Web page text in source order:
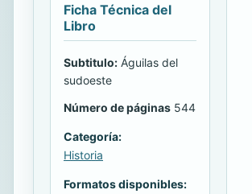
Ficha Técnica del
Libro
Subtitulo: Águilas del
sudoeste
Número de páginas 544
Categoría:
Historia
Formatos disponibles: